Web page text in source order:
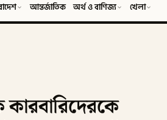
আন্তর্জাতিক অর্থ ও বাণিজ্য খেলা